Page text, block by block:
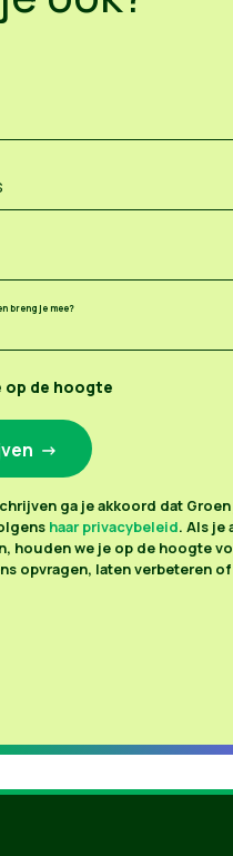
breng je mee?
op de hoogte
ga je akkoord dat
haar privacybeleid. Als je
houden we je op de hoogte
opvragen, laten verbeteren